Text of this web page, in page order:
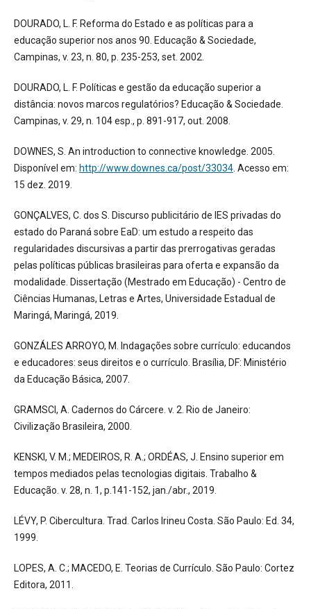
DOURADO, L. F. Reforma do Estado e as políticas para a
educação superior nos anos 90. Educação & Sociedade,
Campinas, v. 23, n. 80, p. 235-253, set. 2002.
DOURADO, L. F. Políticas e gestão da educação superior a
distância: novos marcos regulatórios? Educação & Sociedade.
Campinas, v. 29, n. 104 esp., p. 891-917, out. 2008.
DOWNES, S. An introduction to connective knowledge. 2005.
Disponível em: http://www.downes.ca/post/33034. Acesso em:
15 dez. 2019.
GONÇALVES, C. dos S. Discurso publicitário de IES privadas do
estado do Paraná sobre EaD: um estudo a respeito das
regularidades discursivas a partir das prerrogativas geradas
pelas políticas públicas brasileiras para oferta e expansão da
modalidade. Dissertação (Mestrado em Educação) - Centro de
Ciências Humanas, Letras e Artes, Universidade Estadual de
Maringá, Maringá, 2019.
GONZÁLES ARROYO, M. Indagações sobre currículo: educandos
e educadores: seus direitos e o currículo. Brasília, DF: Ministério
da Educação Básica, 2007.
GRAMSCI, A. Cadernos do Cárcere. v. 2. Rio de Janeiro:
Civilização Brasileira, 2000.
KENSKI, V. M.; MEDEIROS, R. A.; ORDÉAS, J. Ensino superior em
tempos mediados pelas tecnologias digitais. Trabalho &
Educação. v. 28, n. 1, p.141-152, jan./abr., 2019.
LÉVY, P. Cibercultura. Trad. Carlos Irineu Costa. São Paulo: Ed. 34,
1999.
LOPES, A. C.; MACEDO, E. Teorias de Currículo. São Paulo: Cortez
Editora, 2011.